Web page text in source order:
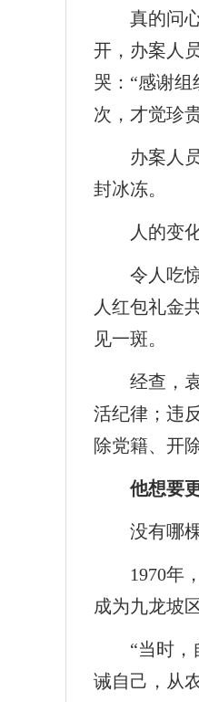
真的问
开，办案人
哭：“感谢
次，才觉珍
办案人
封冰冻。
人的变
令人吃
人红包礼金
见一斑。
经查，
活纪律；违
除党籍、开
他想要
没有哪
1970年
成为九龙坡
“当时
诫自己，从